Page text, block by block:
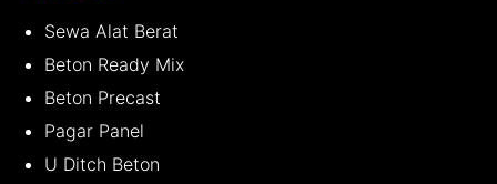
Sewa Alat Berat
Beton Ready Mix
Beton Precast
Pagar Panel
U Ditch Beton